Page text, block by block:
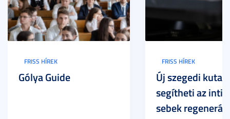
FRISS HÍREK
Gólya Guide
FRISS HÍREK
Új szegedi
segítheti az
sebek